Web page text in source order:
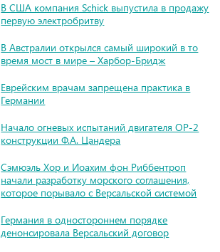
В США компания Schick выпустила в продажу
первую электробритву
В Австралии открылся самый широкий в то
время мост в мире – Харбор-Бридж
Еврейским врачам запрещена практика в
Германии
Начало огневых испытаний двигателя ОР-2
конструкции Ф.А. Цандера
Сэмюэль Хор и Иоахим фон Риббентроп
начали разработку морского соглашения,
которое порывало с Версальской системой
Германия в одностороннем порядке
денонсировала Версальский договор